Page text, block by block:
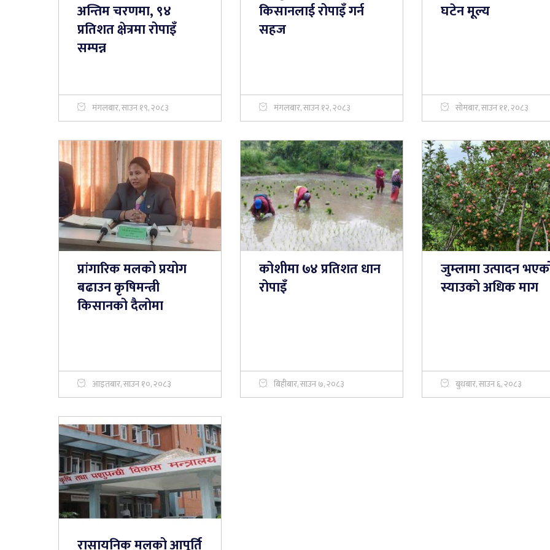
अन्तिम चरणमा, ९४
प्रतिशत क्षेत्रमा रोपाइँ
सम्पन्न
मंगलबार, साउन १९, २०८३
किसानलाई रोपाइँ गर्न
सहज
मंगलबार, साउन १२, २०८३
घटेन मूल्य
सोमबार, साउन ११, २०८३
प्रांगारिक मलको प्रयोग
बढाउन कृषिमन्त्री
किसानको दैलोमा
आइतबार, साउन १०, २०८३
कोशीमा ७४ प्रतिशत धान
रोपाइँ
बिहीबार, साउन ७, २०८३
जुम्लामा उत्पादन
स्याउको अधिक माग
बुधबार, साउन ६, २०८३
रासायनिक मलको आपूर्ति